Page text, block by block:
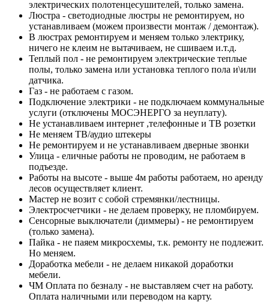
электрических полотенцесушителей, только замена.
Люстра - светодиодные люстры не ремонтируем, но
устанавливаем (можем произвести монтаж / демонтаж).
В люстрах ремонтируем и меняем только электрику,
ничего не клеим не вытачиваем, не сшиваем и.т.д.
Теплый пол - не ремонтируем электрические теплые
полы, только замена или установка теплого пола и\или
датчика.
Газ - не работаем с газом.
Подключение электрики - не подключаем коммунальные
услуги (отключены МОСЭНЕРГО за неуплату).
Не устанавливаем интернет ,телефонные и ТВ розетки
Не меняем ТВ/аудио штекеры
Не ремонтируем и не устанавливаем дверные звонки
Улица - eличные работы не проводим, не работаем в
подъезде.
Работы на высоте - выше 4м работы работаем, но аренду
лесов осуществляет клиент.
Мастер не возит с собой стремянки/лестницы.
Электросчетчики - не делаем проверку, не пломбируем.
Сенсорные выключатели (диммеры) - не ремонтируем
(только замена).
Пайка - не паяем микросхемы, т.к. ремонту не подлежит.
Но меняем.
Доработка мебели - не делаем никакой доработки
мебели.
ЧМ Оплата по безналу - не выставляем счет на работу.
Оплата наличными или переводом на карту.